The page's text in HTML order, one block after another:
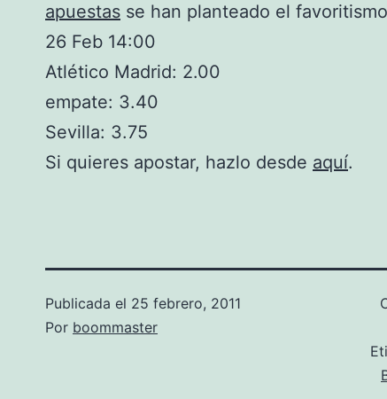
apuestas se han planteado el
26 Feb 14:00
Atlético Madrid: 2.00
empate: 3.40
Sevilla: 3.75
Si quieres apostar, hazlo desde aquí.
Publicada el 25 febrero, 2011
Por boommaster